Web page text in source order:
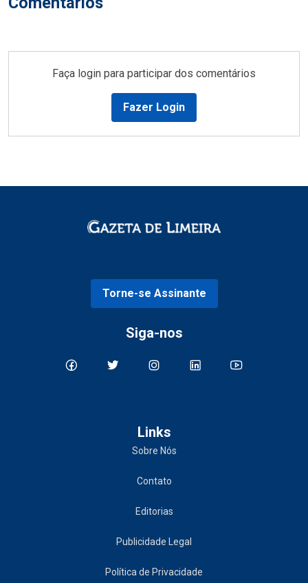
Faça login para participar dos comentários
Fazer Login
Torne-se Assinante
Siga-nos
Links
Sobre Nós
Contato
Editorias
Publicidade Legal
Política de Privacidade